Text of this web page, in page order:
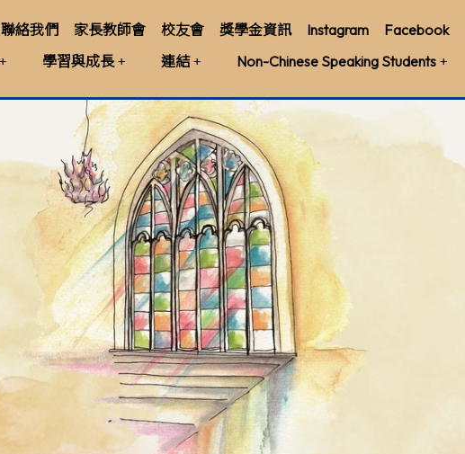
聯絡我們 家長教師會 校友會 獎學金資訊 Instagram
Facebook
學習與成長 連結 Non-Chinese Speaking Students